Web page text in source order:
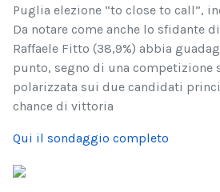
Puglia elezione “to close to call”,
Da notare come anche lo sfidante
Raffaele Fitto (38,9%) abbia
punto, segno di una competizione
polarizzata sui due candidati
chance di vittoria
Qui il sondaggio completo